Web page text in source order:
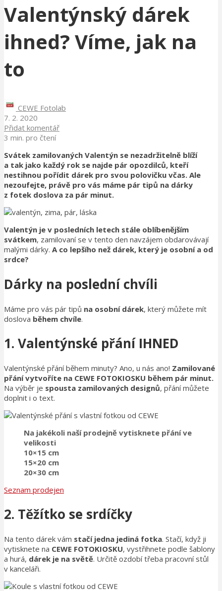
Valentýnský dárek
ihned? Víme, jak na
to
CEWE Fotolab
7. 2. 2020
Přidat komentář
3 min. pro čtení
Svátek zamilovaných Valentýn se nezadržitelně blíží
a tak jako každý rok se najde pár opozdilců, kteří
nestihnou pořídit dárek pro svou polovičku včas. Ale
nezoufejte, právě pro vás máme pár tipů na dárky
z fotek doslova za pár minut.
Valentýn je v posledních letech stále oblíbenějším
svátkem, zamilovaní se v tento den navzájem obdarovávají
malými dárky. A co lepšího než dárek, který je osobní a od
srdce?
Dárky na poslední chvíli
Máme pro vás pár tipů na osobní dárek, který můžete mít
doslova během chvíle.
1. Valentýnské přání IHNED
Valentýnské přání během minuty? Ano, u nás ano! Zamilované
přání vytvoříte na CEWE FOTOKIOSKU během pár minut.
Na výběr je spousta zamilovaných designů, přání můžete
doplnit i o text.
Na jakékoli naší prodejně vytisknete přání ve
velikosti
10×15 cm
15×20 cm
20×30 cm
Seznam prodejen
2. Těžítko se srdíčky
Na tento dárek vám stačí jedna jediná fotka. Stačí, když ji
vytisknete na CEWE FOTOKIOSKU, vystřihnete podle šablony
a hurá, dárek je na světě. Určitě ozdobí třeba pracovní stůl
v kanceláři.